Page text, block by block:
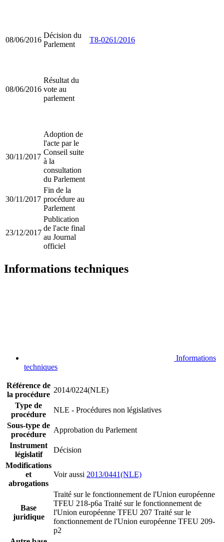
08/06/2016
Décision du
Parlement
T8-0261/2016
08/06/2016
Résultat du
vote au
parlement
30/11/2017
Adoption de
l'acte par le
Conseil suite
à la
consultation
du Parlement
30/11/2017
Fin de la
procédure au
Parlement
23/12/2017
Publication
de l'acte final
au Journal
officiel
Informations techniques
Informations
techniques
Référence de
la procédure
2014/0224(NLE)
Type de
procédure
NLE - Procédures non législatives
Sous-type de
procédure
Approbation du Parlement
Instrument
législatif
Décision
Modifications
et
abrogations
Voir aussi 2013/0441(NLE)
Base
juridique
Traité sur le fonctionnement de l'Union européenne
TFEU 218-p6a Traité sur le fonctionnement de
l'Union européenne TFEU 207 Traité sur le
fonctionnement de l'Union européenne TFEU 209-
p2